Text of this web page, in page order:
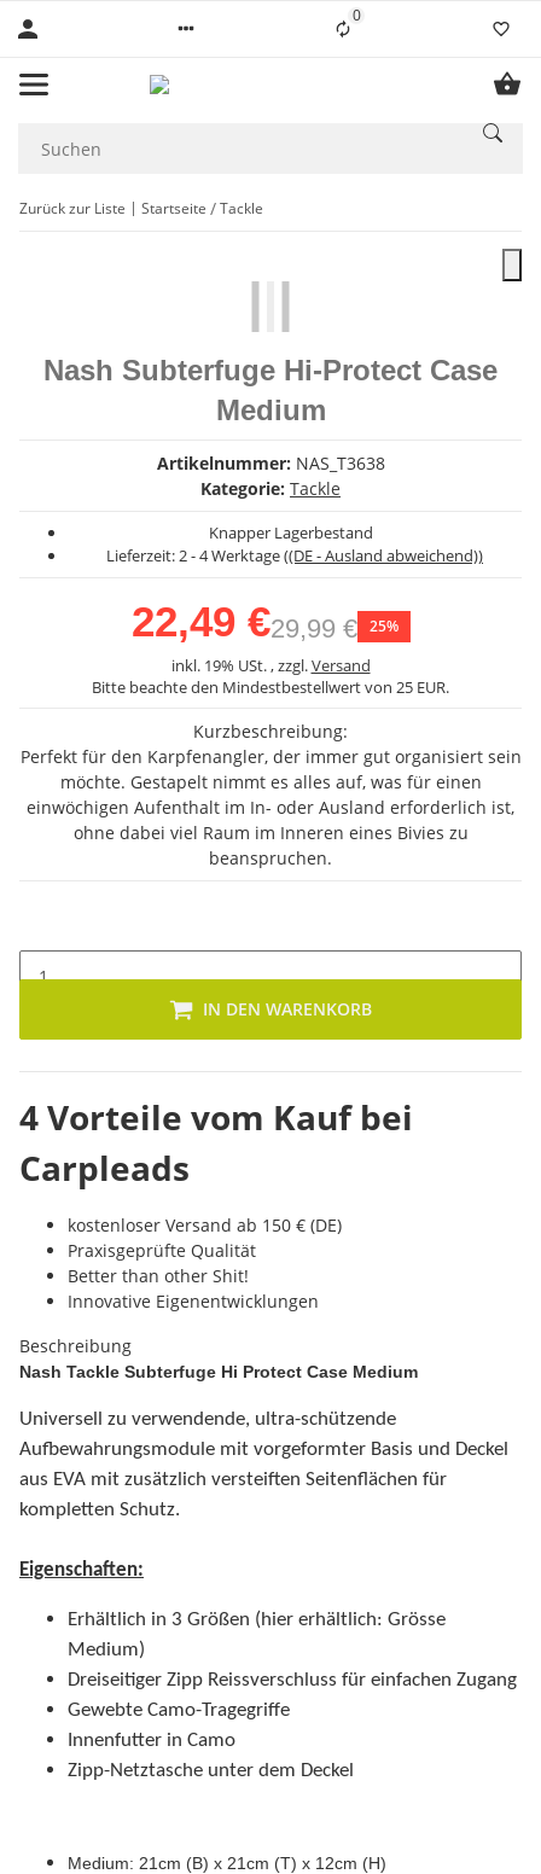
0Liste ist leer
Zurück zur Liste Startseite Tackle
Nash Subterfuge Hi-Protect Case
Medium
Artikelnummer: NAS_T3638
Kategorie: Tackle
Knapper Lagerbestand
Lieferzeit:2 - 4 Werktage((DE - Ausland abweichend))
22,49 €29,99 € 25%
inkl. 19% USt. , zzgl.Versand
Bitte beachte den Mindestbestellwert von 25 EUR.
Kurzbeschreibung:
Perfekt für den Karpfenangler, der immer gut organisiert sein
möchte. Gestapelt nimmt es alles auf, was für einen
einwöchigen Aufenthalt im In- oder Ausland erforderlich ist,
ohne dabei viel Raum im Inneren eines Bivies zu
beanspruchen.
IN DEN WARENKORB
4 Vorteile vom Kauf bei
Carpleads
kostenloser Versand ab 150 € (DE)
Praxisgeprüfte Qualität
Better than other Shit!
Innovative Eigenentwicklungen
Beschreibung
Nash Tackle Subterfuge Hi Protect Case Medium
Universell zu verwendende, ultra-schützende
Aufbewahrungsmodule mit vorgeformter Basis und Deckel
aus EVA mit zusätzlich versteiften Seitenflächen für
kompletten Schutz.
Eigenschaften:
Erhältlich in 3 Größen (hier erhältlich: Grösse
Medium)
Dreiseitiger Zipp Reissverschluss für einfachen Zugang
Gewebte Camo-Tragegriffe
Innenfutter in Camo
Zipp-Netztasche unter dem Deckel
Medium: 21cm (B) x 21cm (T) x 12cm (H)